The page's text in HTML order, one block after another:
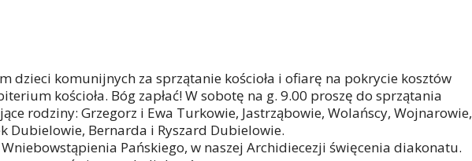
dzieci komunijnych za sprzątanie kościoła i ofiarę na pokrycie kosztów
kościoła. Bóg zapłać! W sobotę na g. 9.00 proszę do sprzątania
rodziny: Grzegorz i Ewa Turkowie, Jastrząbowie, Wolańscy, Wojnarowie,
Dubielowie, Bernarda i Ryszard Dubielowie.
Pańskiego, w naszej Archidiecezji święcenia diakonatu.